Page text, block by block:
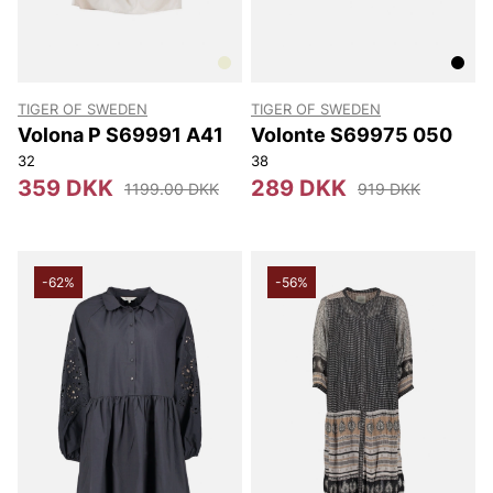
TIGER OF SWEDEN
Volona P S69991 A41
32
359 DKK 1199.00 DKK
TIGER OF SWEDEN
Volonte S69975 050
38
289 DKK 919 DKK
-62% -56%